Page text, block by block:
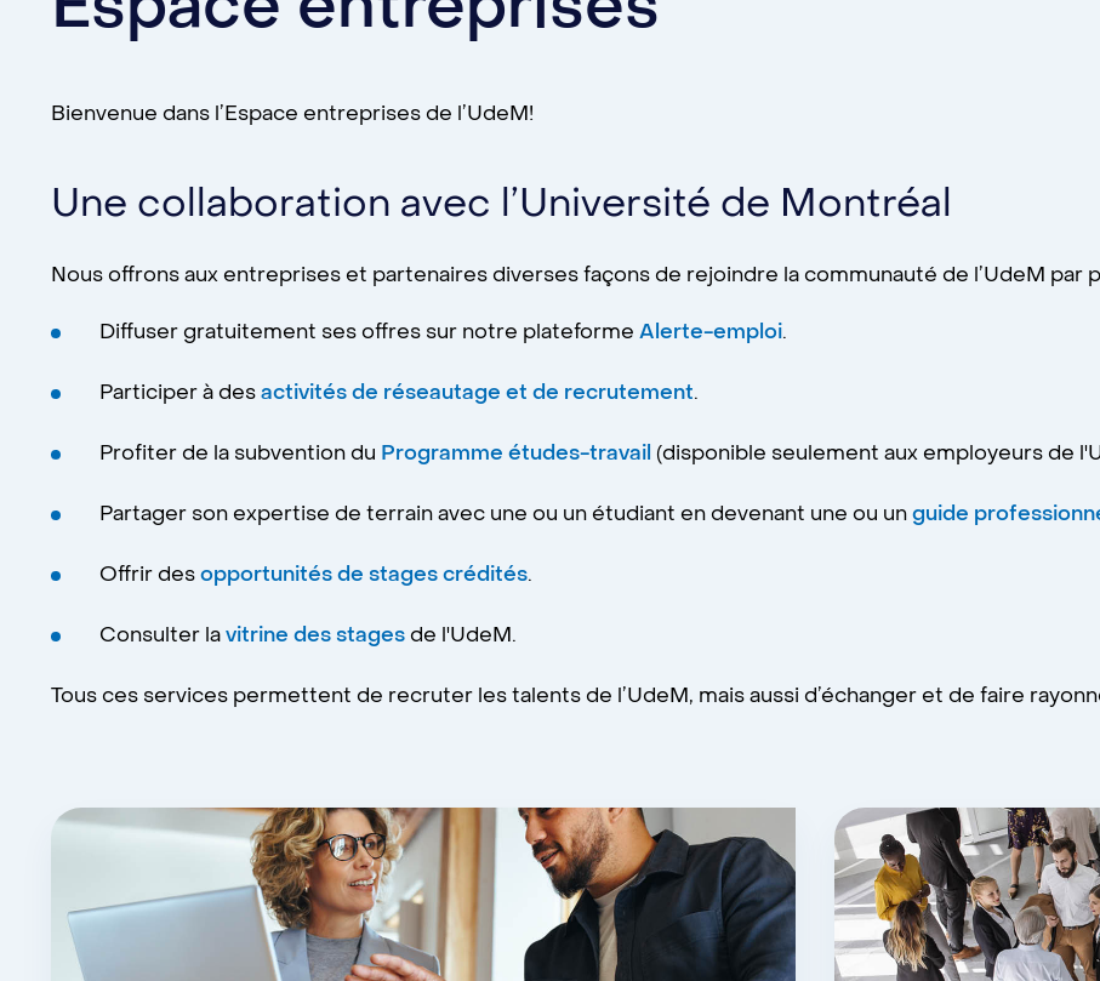
Bienvenue dans l’Espace entreprises de l’UdeM!
Une collaboration avec l’Université de Montréal
Nous offrons aux entreprises et partenaires diverses façons de rejoindre la communauté de l’UdeM par
Diffuser gratuitement ses offres sur notre plateforme Alerte-emploi.
Participer à desactivités de réseautage et de recrutement.
Profiter de la subvention du Programme études-travail (disponible seulement aux employeurs de
Partager son expertise de terrain avec une ou un étudiant en devenant une ou unguide
Offrir desopportunités de stages crédités.
Consulter lavitrine des stagesde l'UdeM.
Tous ces services permettent de recruter les talents de l’UdeM, mais aussi d’échanger et de faire